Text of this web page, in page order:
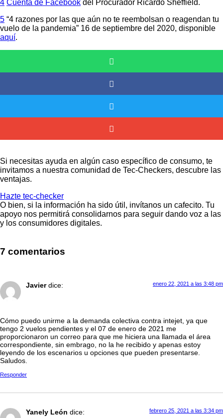
4 Cuenta de Facebook del Procurador Ricardo Sheffield.
5 “4 razones por las que aún no te reembolsan o reagendan tu
vuelo de la pandemia” 16 de septiembre del 2020, disponible
aquí.
Si necesitas ayuda en algún caso específico de consumo, te
invitamos a nuestra comunidad de Tec-Checkers, descubre las
ventajas.
Hazte tec-checker
O bien, si la información ha sido útil, invítanos un cafecito. Tu
apoyo nos permitirá consolidarnos para seguir dando voz a las
y los consumidores digitales.
7 comentarios
Javier dice: enero 22, 2021 a las 3:48 pm
Cómo puedo unirme a la demanda colectiva contra intejet, ya que
tengo 2 vuelos pendientes y el 07 de enero de 2021 me
proporcionaron un correo para que me hiciera una llamada el área
correspondiente, sin embrago, no la he recibido y apenas estoy
leyendo de los escenarios u opciones que pueden presentarse.
Saludos.
Responder
Yanely León dice: febrero 25, 2021 a las 3:34 pm